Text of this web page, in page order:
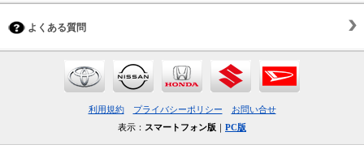
よくある質問
利用規約 プライバシーポリシー
お問い合せ
表示： スマートフォン版 ｜ PC版